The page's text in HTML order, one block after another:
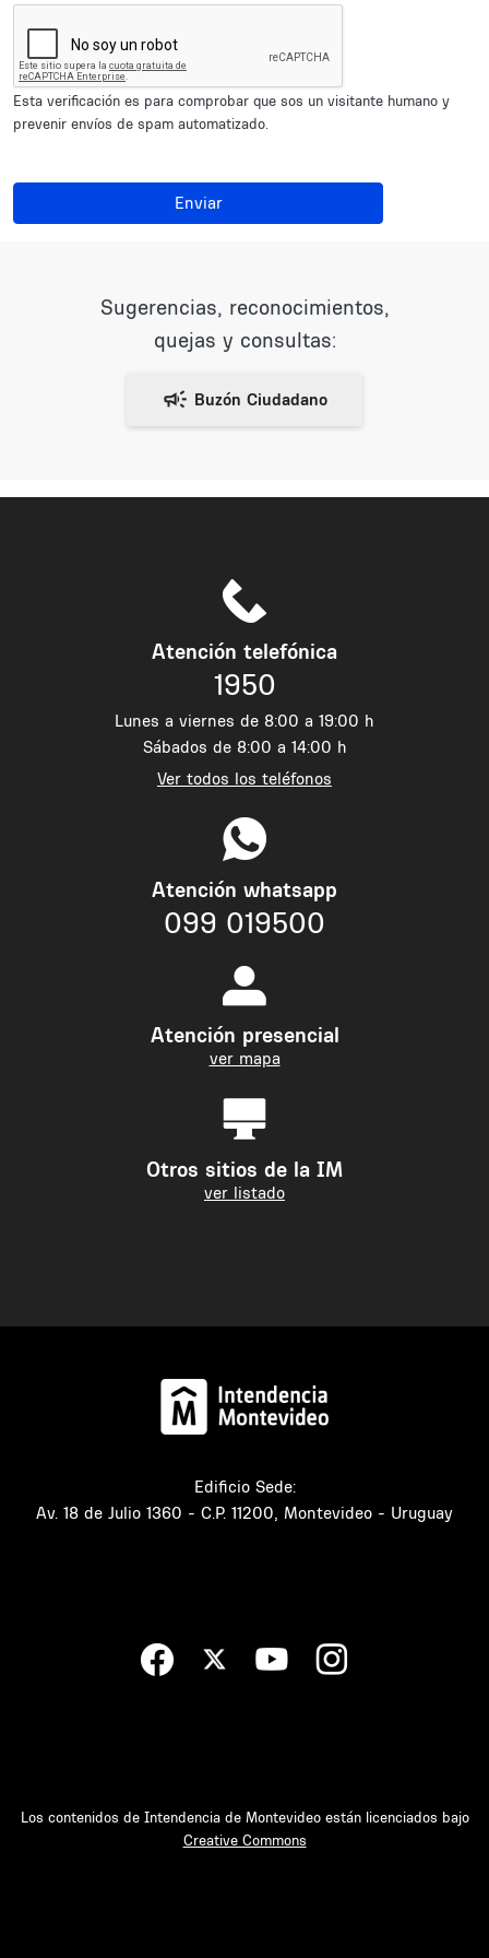
Esta verificación es para comprobar que sos un visitante humano y
prevenir envíos de spam automatizado.
Enviar
Sugerencias, reconocimientos,
quejas y consultas:
Atención telefónica
1950
Lunes a viernes de 8:00 a 19:00 h
Sábados de 8:00 a 14:00 h
Ver todos los teléfonos
Atención whatsapp
099 019500
Atención presencial
ver mapa
Otros sitios de la IM
ver listado
Edificio Sede:
Av. 18 de Julio 1360 - C.P. 11200, Montevideo - Uruguay
Los contenidos de Intendencia de Montevideo están licenciados bajo
Creative Commons